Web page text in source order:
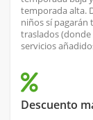
temporada alta.
niños sí pagarán
traslados (donde
servicios
Descuento